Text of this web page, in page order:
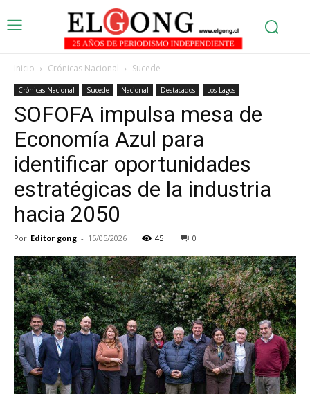
Inicio Crónicas Nacional Sucede
Crónicas Nacional Sucede Nacional Destacados Los Lagos
SOFOFA impulsa mesa de
Economía Azul para
identificar oportunidades
estratégicas de la industria
hacia 2050
Por Editor gong - 15/05/2026 45 0